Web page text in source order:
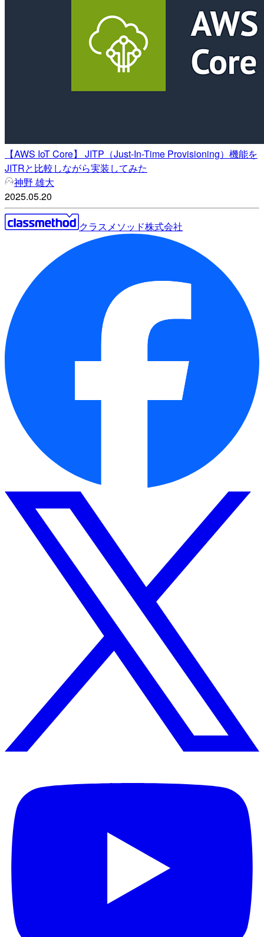
【AWS IoT Core】 JITP（Just-In-Time Provisioning）機能を
JITRと比較しながら実装してみた
神野 雄大
2025.05.20
クラスメソッド株式会社